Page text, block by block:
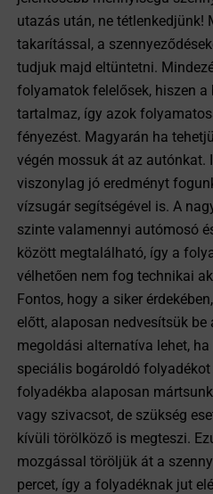
utazás után, ne tétlenkedjünk!
takarítással, a
tudjuk majd eltüntetni.
folyamatok felelősek, hiszen a
tartalmaz, így azok
fényezést. Magyarán ha
végén mossuk át az autónkat.
viszonylag jó eredményt
vízsugár segítségével is. A
szinte valamennyi autómosó
között megtalálható, így a
vélhetően nem fog technikai
Fontos, hogy a siker
előtt, alaposan nedvesítsük
megoldási alternatíva lehet,
speciális bogároldó
folyadékba alaposan
vagy szivacsot, de szükség
kívüli törölköző is megteszi.
mozgással töröljük át a
percet, így a folyadéknak jut